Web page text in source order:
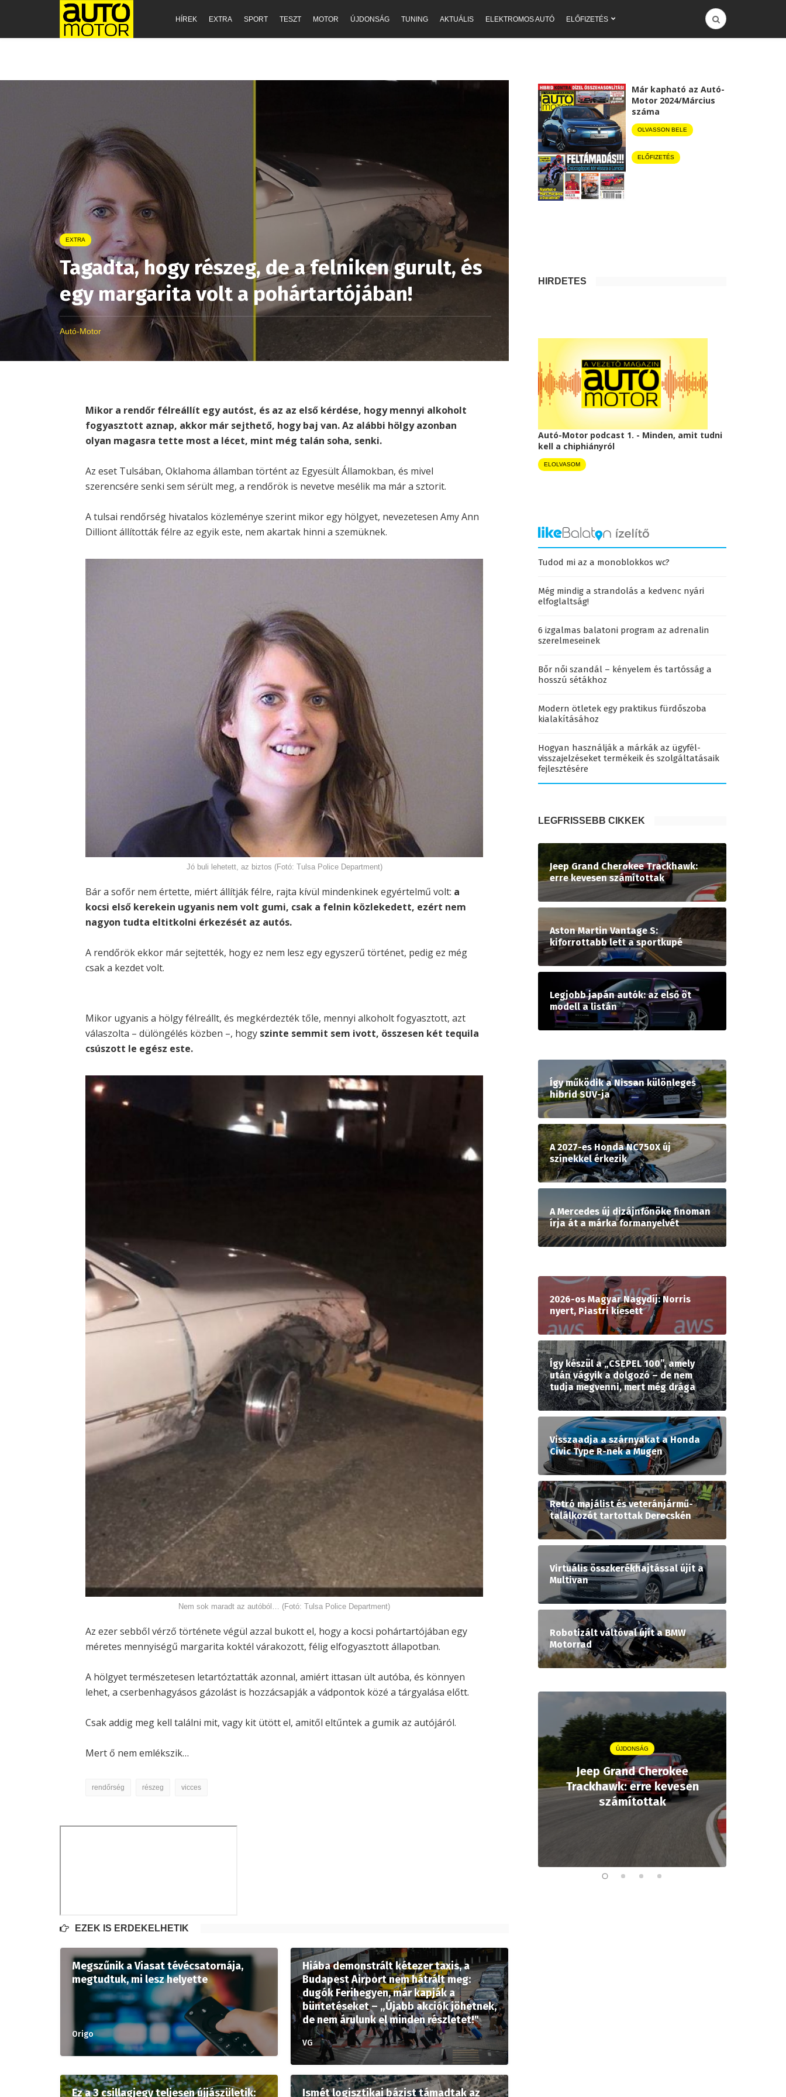
HÍREK EXTRA SPORT TESZT MOTOR ÚJDONSÁG TUNING AKTUÁLIS ELEKTROMOS AUTÓ ELŐFIZETÉS
EXTRA
Tagadta, hogy részeg, de a felniken gurult, és
egy margarita volt a pohártartójában!
Autó-Motor
Mikor a rendőr félreállít egy autóst, és az az első kérdése, hogy mennyi alkoholt
fogyasztott aznap, akkor már sejthető, hogy baj van. Az alábbi hölgy azonban
olyan magasra tette most a lécet, mint még talán soha, senki.
Az eset Tulsában, Oklahoma államban történt az Egyesült Államokban, és mivel
szerencsére senki sem sérült meg, a rendőrök is nevetve mesélik ma már a sztorit.
A tulsai rendőrség hivatalos közleménye szerint mikor egy hölgyet, nevezetesen Amy Ann
Dilliont állították félre az egyik este, nem akartak hinni a szemüknek.
Jó buli lehetett, az biztos (Fotó: Tulsa Police Department)
Bár a sofőr nem értette, miért állítják félre, rajta kívül mindenkinek egyértelmű volt: a
kocsi első kerekein ugyanis nem volt gumi, csak a felnin közlekedett, ezért nem
nagyon tudta eltitkolni érkezését az autós.
A rendőrök ekkor már sejtették, hogy ez nem lesz egy egyszerű történet, pedig ez még
csak a kezdet volt.
Mikor ugyanis a hölgy félreállt, és megkérdezték tőle, mennyi alkoholt fogyasztott, azt
válaszolta – dülöngélés közben –, hogy szinte semmit sem ivott, összesen két tequila
csúszott le egész este.
Nem sok maradt az autóból… (Fotó: Tulsa Police Department)
Az ezer sebből vérző története végül azzal bukott el, hogy a kocsi pohártartójában egy
méretes mennyiségű margarita koktél várakozott, félig elfogyasztott állapotban.
A hölgyet természetesen letartóztatták azonnal, amiért ittasan ült autóba, és könnyen
lehet, a cserbenhagyásos gázolást is hozzácsapják a vádpontok közé a tárgyalása előtt.
Csak addig meg kell találni mit, vagy kit ütött el, amitől eltűntek a gumik az autójáról.
Mert ő nem emlékszik…
rendőrség részeg vicces
EZEK IS ÉRDEKELHETIK
Megszűnik a Viasat tévécsatornája,
megtudtuk, mi lesz helyette
Origo
Hiába demonstrált kétezer taxis, a
Budapest Airport nem hátrált meg:
dugók Ferihegyen, már kapják a
büntetéseket – „Újabb akciók jöhetnek,
de nem árulunk el minden részletet!"
VG
Ez a 3 csillagjegy teljesen újjászületik: Ismét logisztikai bázist támadtak az
Már kapható az Autó-
Motor 2024/Március
száma
OLVASSON BELE
ELŐFIZETÉS
HIRDETÉS
Autó-Motor podcast 1. - Minden, amit tudni
kell a chiphiányról
ELOLVASOM
Tudod mi az a monoblokkos wc?
Még mindig a strandolás a kedvenc nyári
elfoglaltság!
6 izgalmas balatoni program az adrenalin
szerelmeseinek
Bőr női szandál – kényelem és tartósság a
hosszú sétákhoz
Modern ötletek egy praktikus fürdőszoba
kialakításához
Hogyan használják a márkák az ügyfél-
visszajelzéseket termékeik és szolgáltatásaik
fejlesztésére
LEGFRISSEBB CIKKEK
Jeep Grand Cherokee Trackhawk:
erre kevesen számítottak
Aston Martin Vantage S:
kiforrottabb lett a sportkupé
Legjobb japán autók: az első öt
modell a listán
Így működik a Nissan különleges
hibrid SUV-ja
A 2027-es Honda NC750X új
színekkel érkezik
A Mercedes új dizájnfőnöke finoman
írja át a márka formanyelvét
2026-os Magyar Nagydíj: Norris
nyert, Piastri kiesett
Így készül a „CSEPEL 100”, amely
után vágyik a dolgozó – de nem
tudja megvenni, mert még drága
Visszaadja a szárnyakat a Honda
Civic Type R-nek a Mugen
Retró majálist és veteránjármű-
találkozót tartottak Derecskén
Virtuális összkerékhajtással újít a
Multivan
Robotizált váltóval újít a BMW
Motorrad
ÚJDONSÁG
Jeep Grand Cherokee
Trackhawk: erre kevesen
számítottak